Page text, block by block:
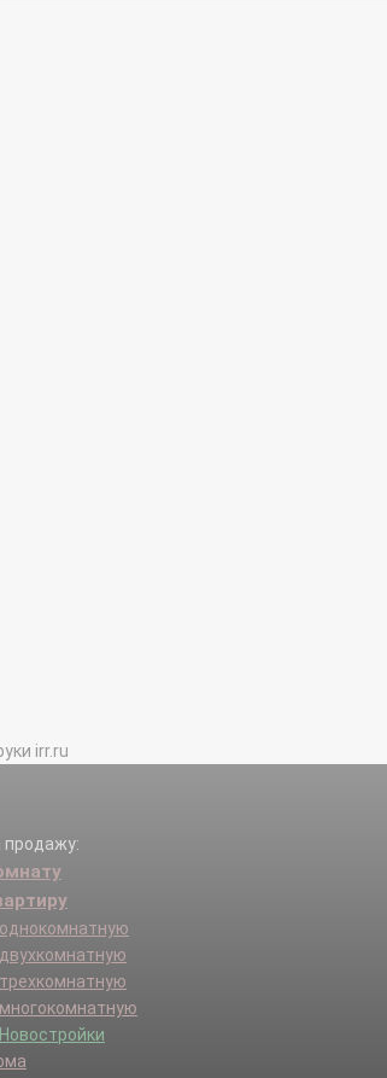
irr.ru
продажу:
однокомнатную
двухкомнатную
трехкомнатную
многокомнатную
Новостройки